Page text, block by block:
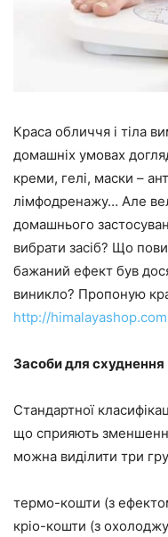
Краса обличчя і тіла
домашніх умовах
креми, гелі, маски –
лімфодренажу… Але
домашнього
вибрати засіб? Що
бажаний ефект був
виникло? Пропоную
http://
Засоби для схуднення
Стандартної
що сприяють
можна виділити три
термо-кошти (з
кріо-кошти (з